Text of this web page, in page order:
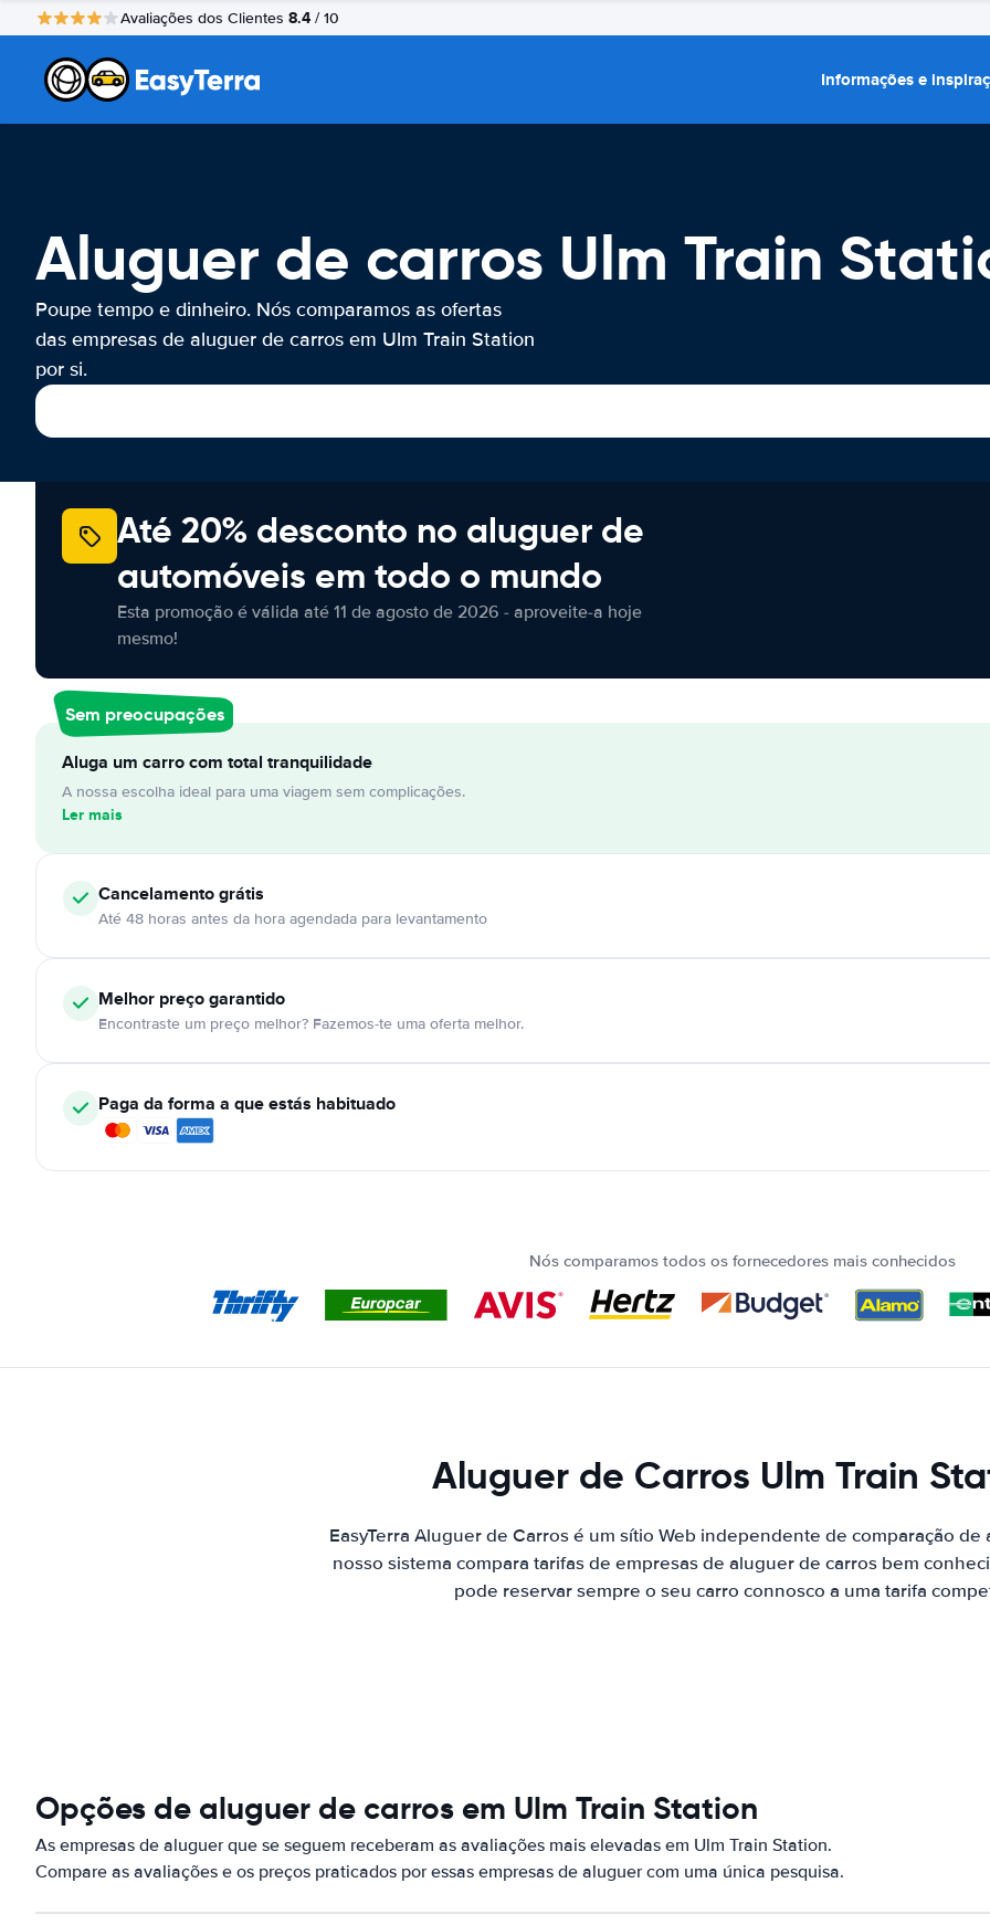
Avaliações dos Clientes 8.4 / 10
Informações e
Aluguer de carros Ulm Train
Poupe tempo e dinheiro. Nós comparamos as ofertas
das empresas de aluguer de carros em Ulm Train Station
por si.
Até 20% desconto no aluguer de
automóveis em todo o mundo
Esta promoção é válida até 11 de agosto de 2026 - aproveite-a hoje
mesmo!
Sem preocupações
Aluga um carro com total tranquilidade
A nossa escolha ideal para uma viagem sem complicações.
Ler mais
Cancelamentográtis
Até 48 horas antes da hora agendada para levantamento
Melhor preço garantido
Encontraste um preço melhor? Fazemos-te uma oferta melhor.
Paga da forma a que estás habituado
Nós comparamos todos os fornecedores mais conhecidos
Aluguer de Carros Ulm Train
EasyTerra Aluguer de Carros é um sítio Web independente de comparação de
nosso sistema compara tarifas de empresas de aluguer de carros bem
pode reservar sempre o seu carro connosco a uma tarifa
Opções de aluguer de carros em Ulm Train Station
As empresas de aluguer que se seguem receberam as avaliações mais elevadas em Ulm Train Station.
Compare as avaliações e os preços praticados por essas empresas de aluguer com uma única pesquisa.